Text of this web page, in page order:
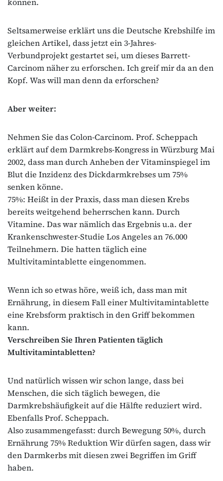
können.
Seltsamerweise erklärt uns die Deutsche Krebshilfe im
gleichen Artikel, dass jetzt ein 3-Jahres-
Verbundprojekt gestartet sei, um dieses Barrett-
Carcinom näher zu erforschen. Ich greif mir da an den
Kopf. Was will man denn da erforschen?
Aber weiter:
Nehmen Sie das Colon-Carcinom. Prof. Scheppach
erklärt auf dem Darmkrebs-Kongress in Würzburg Mai
2002, dass man durch Anheben der Vitaminspiegel im
Blut die Inzidenz des Dickdarmkrebses um 75%
senken könne.
75%: Heißt in der Praxis, dass man diesen Krebs
bereits weitgehend beherrschen kann. Durch
Vitamine. Das war nämlich das Ergebnis u.a. der
Krankenschwester-Studie Los Angeles an 76.000
Teilnehmern. Die hatten täglich eine
Multivitamintablette eingenommen.
Wenn ich so etwas höre, weiß ich, dass man mit
Ernährung, in diesem Fall einer Multivitamintablette
eine Krebsform praktisch in den Griff bekommen
kann.
Verschreiben Sie Ihren Patienten täglich
Multivitamintabletten?
Und natürlich wissen wir schon lange, dass bei
Menschen, die sich täglich bewegen, die
Darmkrebshäufigkeit auf die Hälfte reduziert wird.
Ebenfalls Prof. Scheppach.
Also zusammengefasst: durch Bewegung 50%, durch
Ernährung 75% Reduktion Wir dürfen sagen, dass wir
den Darmkerbs mit diesen zwei Begriffen im Griff
haben.